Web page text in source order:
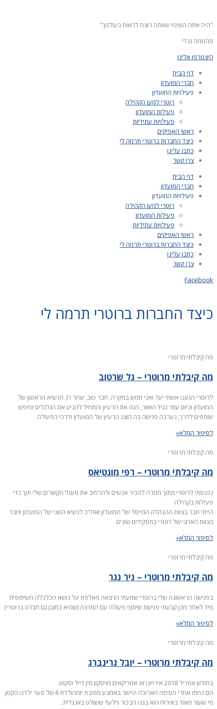
"היה אתה השינוי שאתה רוצה לראות בעולמך"
מהטמה גנדי
היצטרפו אלינו
דף הבית
חברי המועדון
פעילויות המועדון
רוטרי למען הקהילה
פעילות המועדון
פעילויות עתידיות
ראשי האפיקים
כיצד החברות ברוטרי תרמה לי
כתבו עלינו
צרו קשר
דף הבית
חברי המועדון
פעילויות המועדון
רוטרי למען הקהילה
פעילות המועדון
פעילויות עתידיות
ראשי האפיקים
כיצד החברות ברוטרי תרמה לי
כתבו עלינו
צרו קשר
Facebook
כיצד החברות ברוטרי תרמה לי
מה קיבלתי מרוטרי
מה קיבלתי מרוטרי – גל שרטוב
לרוטרי הגענו אשתי יעל ואני ממש במקרה, חבר טוב, שחר רז, הנשיא הראשון של
המועדון וכיום עוזר נגיד האזור, הגה את הרעיון והתחיל להניע את הגלגלים וחיפש
שותפים לדרך, נערכה פגישה בה הוצג הרעיון של המועדון ודרכי הפעולה
לסיפור המלא»
מה קיבלתי מרוטרי
מה קיבלתי מרוטרי – רפי מונטיאס
נכנסתי לרוטרי מתוך מטרה להכיר אנשים ולהרחיב את מעגל הקשרים שלי תוך כדי
פעילות בקהילה.
הייתי חבר בצוות ההנהלה המייסד של המועדון ואח"כ לנשיא השני של המועדון וחבר
בצוות הארצי של רוטרי בתפקידים שונים.
לסיפור המלא»
מה קיבלתי מרוטרי
מה קיבלתי מרוטרי – ניר נגר
בפגישה הראשונה שלי ברוטרי שמעתי הרצאה מאלפת על נושא הכלכלה השיתופית
מיד לאחר מכן קבעתי פגישת שיתוף.פעולה עם המרצה (שהיא כמובן גם חברה ברוטרי)
לסיפור המלא»
מה קיבלתי מרוטרי
מה קיבלתי מרוטרי – יובל גרינברג
בחודש אפריל 2018 אירחנו זוג אמריקאים מויסקונסין דייל וסקוט.
הם נחתו אחרי הטיסה הארוכה היישר באמצע מסיבת יומהולדת 6 של סער ילדנו הקטן.
מי שעזר מאוד באירוח הוא בננו הבכור גילעד ששולט באנגלית..